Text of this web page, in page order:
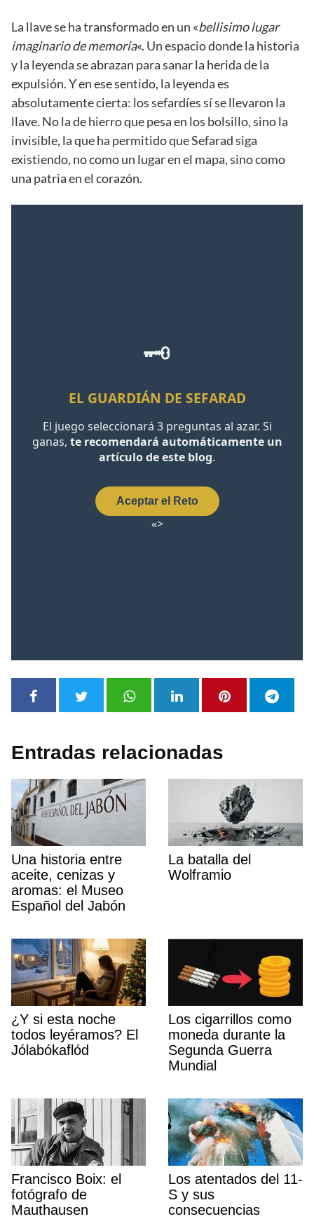
La llave se ha transformado en un «bellisimo lugar
imaginario de memoria«. Un espacio donde la historia
y la leyenda se abrazan para sanar la herida de la
expulsión. Y en ese sentido, la leyenda es
absolutamente cierta: los sefardíes sí se llevaron la
llave. No la de hierro que pesa en los bolsillo, sino la
invisible, la que ha permitido que Sefarad siga
existiendo, no como un lugar en el mapa, sino como
una patria en el corazón.
Entradas relacionadas
Una historia entre
aceite, cenizas y
aromas: el Museo
Español del Jabón
La batalla del
Wolframio
¿Y si esta noche
todos leyéramos? El
Jólabókaflód
Los cigarrillos como
moneda durante la
Segunda Guerra
Mundial
Francisco Boix: el
fotógrafo de
Mauthausen
Los atentados del 11-
S y sus
consecuencias